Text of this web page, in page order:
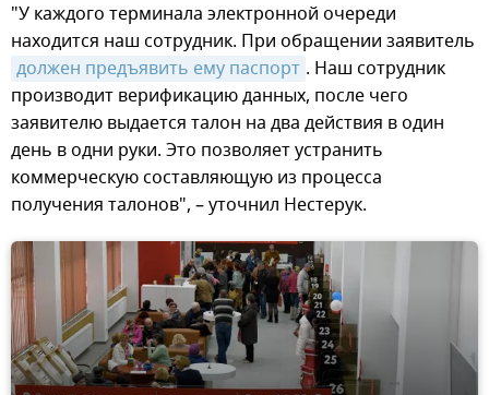
"У каждого терминала электронной очереди
находится наш сотрудник. При обращении заявитель
должен предъявить ему паспорт . Наш сотрудник
производит верификацию данных, после чего
заявителю выдается талон на два действия в один
день в одни руки. Это позволяет устранить
коммерческую составляющую из процесса
получения талонов", – уточнил Нестерук.